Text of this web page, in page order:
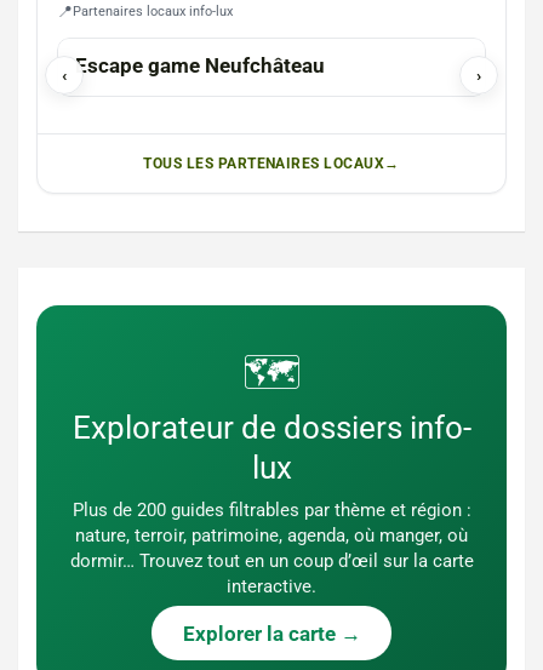
Partenaires locaux info-lux
‹ ›
Escape game Neufchâteau
TOUS LES PARTENAIRES LOCAUX
🗺️
Explorateur de dossiers info-
lux
Plus de 200 guides filtrables par thème et région :
nature, terroir, patrimoine, agenda, où manger, où
dormir… Trouvez tout en un coup d’œil sur la carte
interactive.
Explorer la carte →